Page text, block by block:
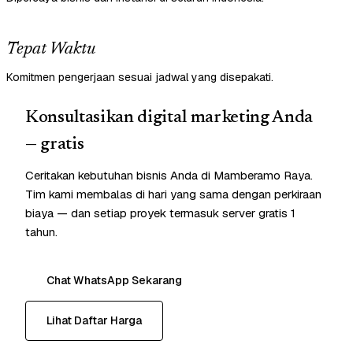
Tepat Waktu
Komitmen pengerjaan sesuai jadwal yang disepakati.
Konsultasikan digital marketing Anda
— gratis
Ceritakan kebutuhan bisnis Anda di Mamberamo Raya.
Tim kami membalas di hari yang sama dengan perkiraan
biaya — dan setiap proyek termasuk server gratis 1
tahun.
Chat WhatsApp Sekarang
Lihat Daftar Harga